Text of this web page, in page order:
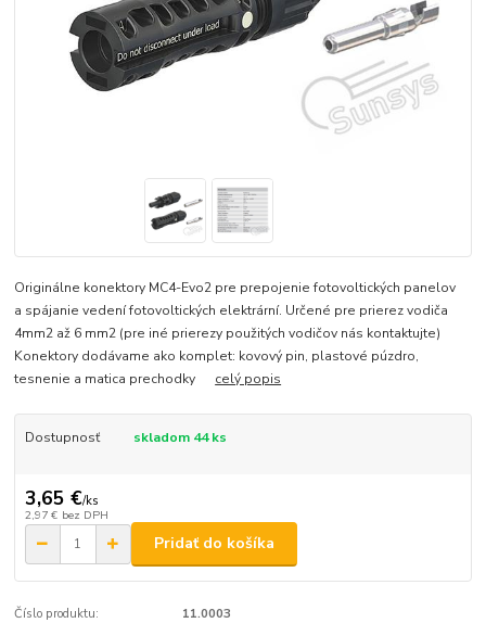
Originálne konektory MC4-Evo2 pre prepojenie fotovoltických panelov
a spájanie vedení fotovoltických elektrární. Určené pre prierez vodiča
4mm2 až 6 mm2 (pre iné prierezy použitých vodičov nás kontaktujte)
Konektory dodávame ako komplet: kovový pin, plastové púzdro,
tesnenie a matica prechodky celý popis
Dostupnosť skladom 44 ks
3,65 €/ks
2,97 € bez DPH
Pridať do košíka
Číslo produktu: 11.0003